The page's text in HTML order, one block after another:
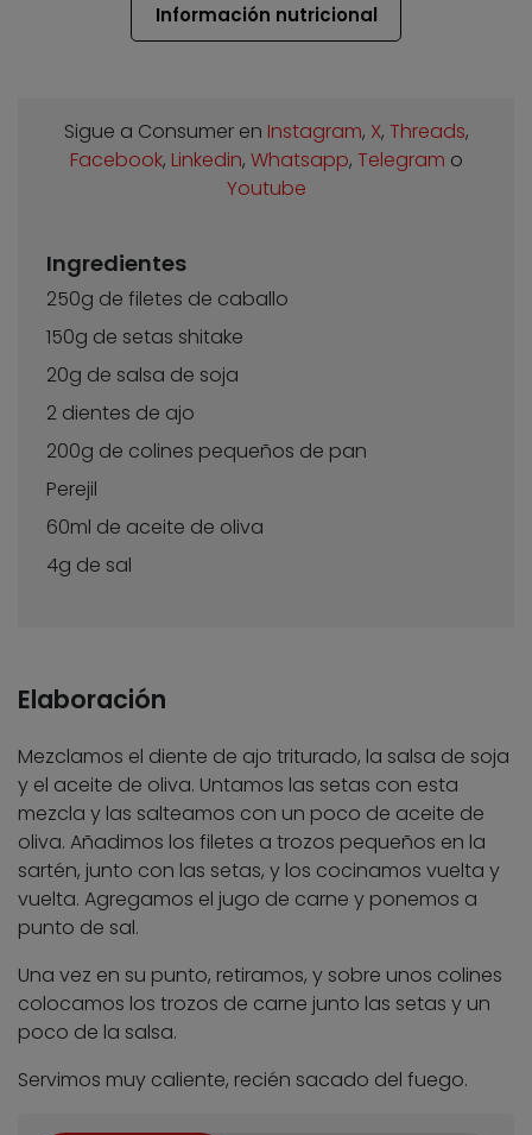
Información nutricional
Sigue a Consumer en Instagram, X, Threads,
Facebook, Linkedin, Whatsapp, Telegram o
Youtube
Ingredientes
250g de filetes de caballo
150g de setas shitake
20g de salsa de soja
2 dientes de ajo
200g de colines pequeños de pan
Perejil
60ml de aceite de oliva
4g de sal
Elaboración
Mezclamos el diente de ajo triturado, la salsa de soja
y el aceite de oliva. Untamos las setas con esta
mezcla y las salteamos con un poco de aceite de
oliva. Añadimos los filetes a trozos pequeños en la
sartén, junto con las setas, y los cocinamos vuelta y
vuelta. Agregamos el jugo de carne y ponemos a
punto de sal.
Una vez en su punto, retiramos, y sobre unos colines
colocamos los trozos de carne junto las setas y un
poco de la salsa.
Servimos muy caliente, recién sacado del fuego.